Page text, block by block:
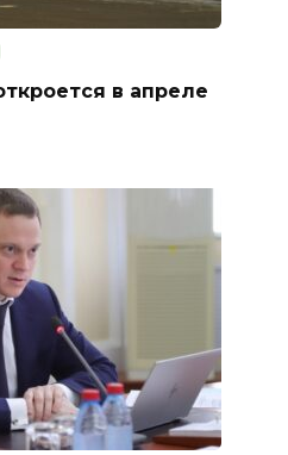
в апреле